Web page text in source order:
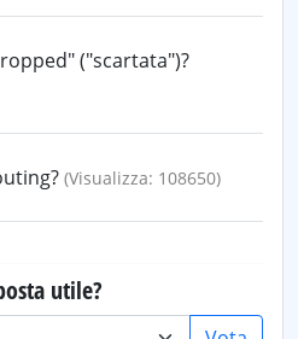
("scartata")?
(Visualizza: 108650)
utile?